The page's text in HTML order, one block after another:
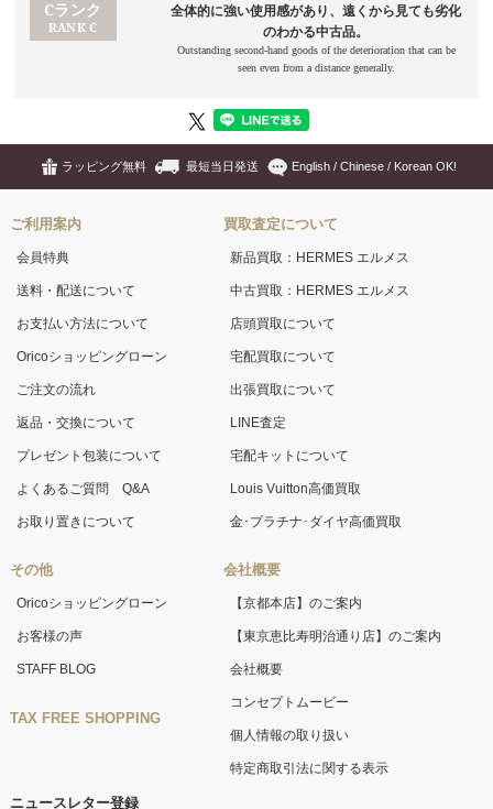
ラッピング無料 最短当日発送 English / Chinese / Korean OK!
ご利用案内
会員特典
送料・配送について
お支払い方法について
Oricoショッピングローン
ご注文の流れ
返品・交換について
プレゼント包装について
よくあるご質問 Q&A
お取り置きについて
その他
Oricoショッピングローン
お客様の声
STAFF BLOG
TAX FREE SHOPPING
買取査定について
新品買取：HERMES エルメス
中古買取：HERMES エルメス
店頭買取について
宅配買取について
出張買取について
LINE査定
宅配キットについて
Louis Vuitton高価買取
金･プラチナ･ダイヤ高価買取
会社概要
【京都本店】のご案内
【東京恵比寿明治通り店】のご案内
会社概要
コンセプトムービー
個人情報の取り扱い
特定商取引法に関する表示
ニュースレター登録